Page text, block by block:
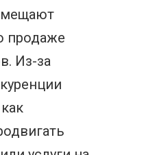
продаже
Из-за